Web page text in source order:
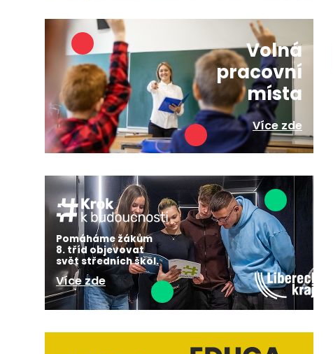
Volná
pracovní
místa
Více zde
Pomáháme žákům
8. tříd objevovat
svět středních škol.
Více zde